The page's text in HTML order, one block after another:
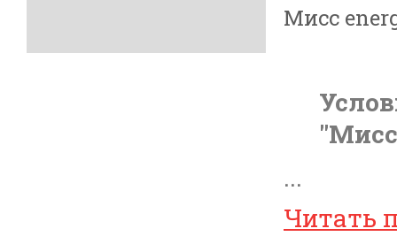
Мисс
...
Читать